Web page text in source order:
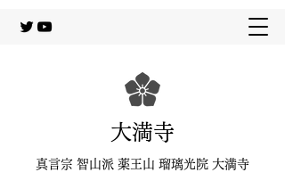
大満寺
真言宗 智山派 薬王山 瑠璃光院 大満寺